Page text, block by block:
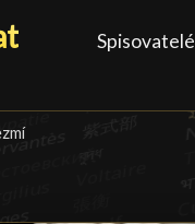
Spisovatelé